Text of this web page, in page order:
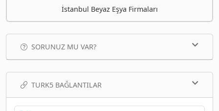
İstanbul Beyaz Eşya Firmaları
SORUNUZ MU VAR?
TURK5 BAĞLANTILAR